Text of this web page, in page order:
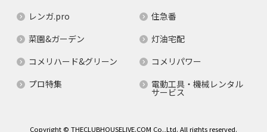
レンガ.pro
住急番
菜園&ガーデン
灯油宅配
コメリハード&グリーン
コメリパワー
プロ特集
電動工具・機械レンタル
サービス
Copyright © THECLUBHOUSELIVE.COM Co.,Ltd. All rights reserved.